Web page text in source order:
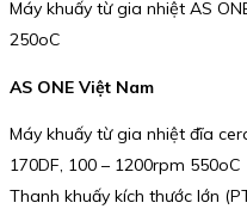
Máy khuấy từ gia nhiệt AS
250oC
AS ONE Việt Nam
Máy khuấy từ gia nhiệt đĩa
170DF, 100 – 1200rpm 550oC
Thanh khuấy kích thước lớn